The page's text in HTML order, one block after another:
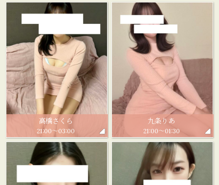
高橋さくら
21:00～03:00
九条りあ
21:00～01:30